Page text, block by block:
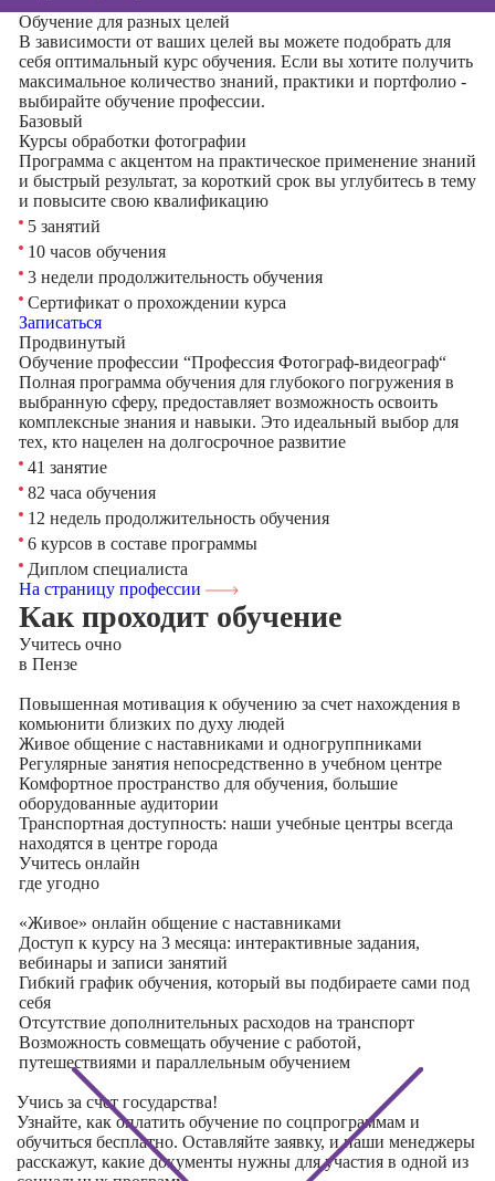
Обучение для разных целей
В зависимости от ваших целей вы можете подобрать для
себя оптимальный курс обучения. Если вы хотите получить
максимальное количество знаний, практики и портфолио -
выбирайте обучение профессии.
Базовый
Курсы обработки фотографии
Программа с акцентом на практическое применение знаний
и быстрый результат, за короткий срок вы углубитесь в тему
и повысите свою квалификацию
5 занятий
10 часов обучения
3 недели продолжительность обучения
Сертификат о прохождении курса
Записаться
Продвинутый
Обучение профессии “Профессия Фотограф-видеограф“
Полная программа обучения для глубокого погружения в
выбранную сферу, предоставляет возможность освоить
комплексные знания и навыки. Это идеальный выбор для
тех, кто нацелен на долгосрочное развитие
41 занятие
82 часа обучения
12 недель продолжительность обучения
6 курсов в составе программы
Диплом специалиста
На страницу профессии
Как проходит обучение
Учитесь очно
в Пензе
Повышенная мотивация к обучению за счет нахождения в
комьюнити близких по духу людей
Живое общение с наставниками и одногруппниками
Регулярные занятия непосредственно в учебном центре
Комфортное пространство для обучения, большие
оборудованные аудитории
Транспортная доступность: наши учебные центры всегда
находятся в центре города
Учитесь онлайн
где угодно
«Живое» онлайн общение с наставниками
Доступ к курсу на 3 месяца: интерактивные задания,
вебинары и записи занятий
Гибкий график обучения, который вы подбираете сами под
себя
Отсутствие дополнительных расходов на транспорт
Возможность совмещать обучение с работой,
путешествиями и параллельным обучением
Учись за счет государства!
Узнайте, как оплатить обучение по соцпрограммам и
обучиться бесплатно. Оставляйте заявку, и наши менеджеры
расскажут, какие документы нужны для участия в одной из